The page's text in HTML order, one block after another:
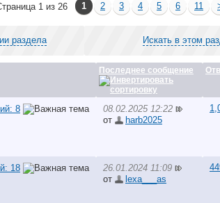
1 из 26 1 2 3 4 5 6 11
раздела Искать в этом
Последнее сообщение
08.02.2025 12:22
от
harb2025
26.01.2024 11:09
от
lexa___as